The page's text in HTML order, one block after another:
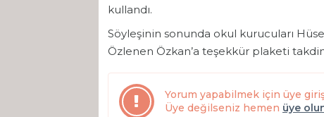
kullandı.
Söyleşinin sonunda okul kurucuları
Özlenen Özkan’a teşekkür plaketi
Yorum yapabilmek için üye
Üye değilseniz hemen üye